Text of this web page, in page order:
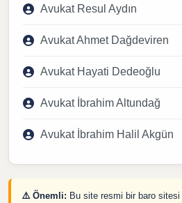
Avukat Resul Aydın
Avukat Ahmet Dağdeviren
Avukat Hayati Dedeoğlu
Avukat İbrahim Altundağ
Avukat İbrahim Halil Akgün
⚠️ Önemli: Bu site resmi bir baro